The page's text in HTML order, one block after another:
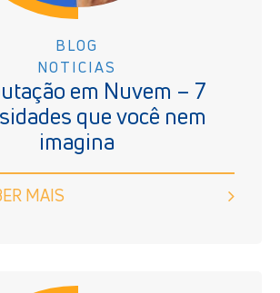
BLOG
NOTICIAS
em Nuvem – 7
que você nem
imagina
MAIS